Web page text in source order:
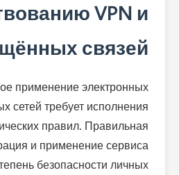
VPN и
связей
применение электронных
сетей требует исполнения
правил. Правильная
и применение сервиса
безопасности личных